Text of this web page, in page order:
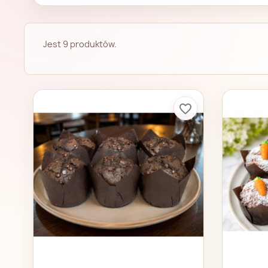
Jest 9 produktów.
favorite_border